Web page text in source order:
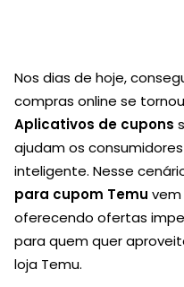
Nos dias de hoje,
compras online se
Aplicativos de cupons
ajudam os
inteligente. Nesse
para cupom Temu
oferecendo ofertas
para quem quer
loja Temu.